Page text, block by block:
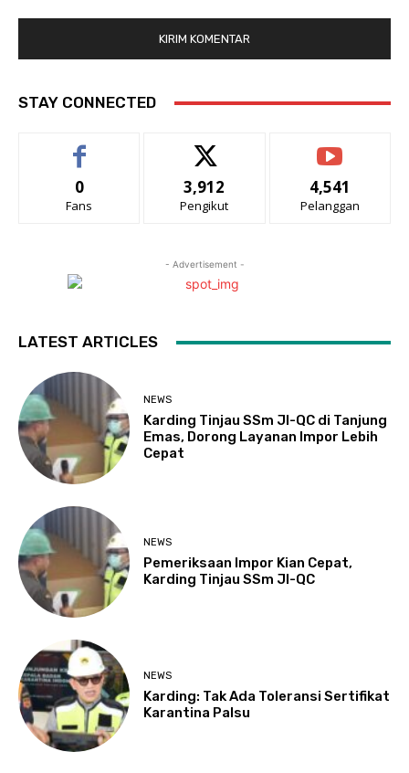
STAY CONNECTED
0
Fans
3,912
Pengikut
4,541
Pelanggan
- Advertisement -
LATEST ARTICLES
NEWS
Karding Tinjau SSm JI-QC di Tanjung
Emas, Dorong Layanan Impor Lebih
Cepat
NEWS
Pemeriksaan Impor Kian Cepat,
Karding Tinjau SSm JI-QC
NEWS
Karding: Tak Ada Toleransi Sertifikat
Karantina Palsu